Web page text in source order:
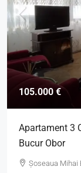
105.000 €
Apartament 3
Bucur Obor
Șoseaua Mihai